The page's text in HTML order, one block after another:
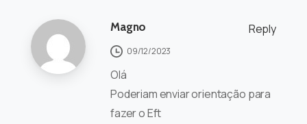
Magno Reply
09/12/2023
Olá
Poderiam enviar orientação para
fazer o Eft